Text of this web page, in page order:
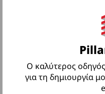
Ο καλύτερος
για τη δημιουργία